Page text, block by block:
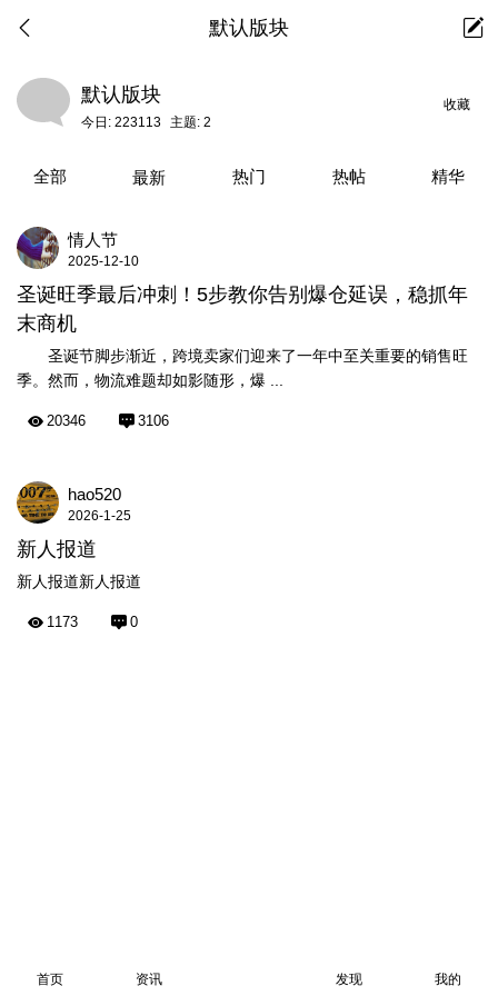
默认版块
收藏
默认版块
今日: 223113 主题: 2
全部 最新 热门 热帖 精华
情人节
2025-12-10
圣诞旺季最后冲刺！5步教你告别爆仓延误，稳抓年
末商机
圣诞节脚步渐近，跨境卖家们迎来了一年中至关重要的销售旺
季。然而，物流难题却如影随形，爆 ...
20346 3106
hao520
2026-1-25
新人报道
新人报道新人报道
1173 0
首页 资讯 发现 我的